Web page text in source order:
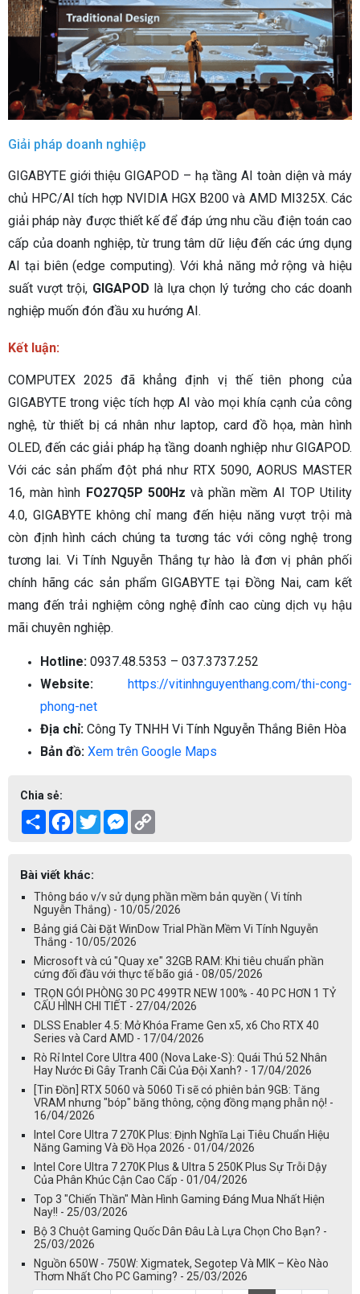
Giải pháp doanh nghiệp
GIGABYTE giới thiệu GIGAPOD – hạ tầng AI toàn diện và máy
chủ HPC/AI tích hợp NVIDIA HGX B200 và AMD MI325X. Các
giải pháp này được thiết kế để đáp ứng nhu cầu điện toán cao
cấp của doanh nghiệp, từ trung tâm dữ liệu đến các ứng dụng
AI tại biên (edge computing). Với khả năng mở rộng và hiệu
suất vượt trội, GIGAPOD là lựa chọn lý tưởng cho các doanh
nghiệp muốn đón đầu xu hướng AI.
Kết luận:
COMPUTEX 2025 đã khẳng định vị thế tiên phong của
GIGABYTE trong việc tích hợp AI vào mọi khía cạnh của công
nghệ, từ thiết bị cá nhân như laptop, card đồ họa, màn hình
OLED, đến các giải pháp hạ tầng doanh nghiệp như GIGAPOD.
Với các sản phẩm đột phá như RTX 5090, AORUS MASTER
16, màn hình FO27Q5P 500Hz và phần mềm AI TOP Utility
4.0, GIGABYTE không chỉ mang đến hiệu năng vượt trội mà
còn định hình cách chúng ta tương tác với công nghệ trong
tương lai. Vi Tính Nguyễn Thắng tự hào là đơn vị phân phối
chính hãng các sản phẩm GIGABYTE tại Đồng Nai, cam kết
mang đến trải nghiệm công nghệ đỉnh cao cùng dịch vụ hậu
mãi chuyên nghiệp.
Hotline: 0937.48.5353 – 037.3737.252
Website:
https://vitinhnguyenthang.com/thi-cong-
phong-net
Địa chỉ: Công Ty TNHH Vi Tính Nguyễn Thắng Biên Hòa
Bản đồ: Xem trên Google Maps
Chia sẻ:
Share Facebook
TwitterMessenger
Bài viết khác:
Thông báo v/v sử dụng phần mềm bản quyền ( Vi tính
Nguyễn Thắng) - 10/05/2026
Bảng giá Cài Đặt WinDow Trial Phần Mềm Vi Tính Nguyễn
Thắng - 10/05/2026
Microsoft và cú "Quay xe" 32GB RAM: Khi tiêu chuẩn phần
cứng đối đầu với thực tế bão giá - 08/05/2026
TRỌN GÓI PHÒNG 30 PC 499TR NEW 100% - 40 PC HƠN 1 TỶ
CẤU HÌNH CHI TIẾT - 27/04/2026
DLSS Enabler 4.5: Mở Khóa Frame Gen x5, x6 Cho RTX 40
Series và Card AMD - 17/04/2026
Rò Rỉ Intel Core Ultra 400 (Nova Lake-S): Quái Thú 52 Nhân
Hay Nước Đi Gây Tranh Cãi Của Đội Xanh? - 17/04/2026
[Tin Đồn] RTX 5060 và 5060 Ti sẽ có phiên bản 9GB: Tăng
VRAM nhưng "bóp" băng thông, cộng đồng mạng phẫn nộ! -
16/04/2026
Intel Core Ultra 7 270K Plus: Định Nghĩa Lại Tiêu Chuẩn Hiệu
Năng Gaming Và Đồ Họa 2026 - 01/04/2026
Intel Core Ultra 7 270K Plus & Ultra 5 250K Plus Sự Trỗi Dậy
Của Phân Khúc Cận Cao Cấp - 01/04/2026
Top 3 "Chiến Thần" Màn Hình Gaming Đáng Mua Nhất Hiện
Nay!! - 25/03/2026
Bộ 3 Chuột Gaming Quốc Dân Đâu Là Lựa Chọn Cho Bạn? -
25/03/2026
Nguồn 650W - 750W: Xigmatek, Segotep Và MIK – Kèo Nào
Thơm Nhất Cho PC Gaming? - 25/03/2026